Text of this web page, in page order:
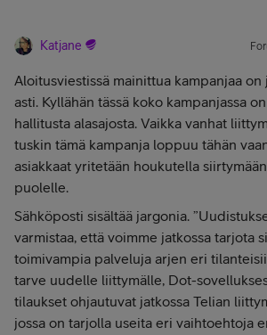
Katjane
Aloitusviestissä mainittua kampanjaa
asti. Kyllähän tässä koko kampanjassa
hallitusta alasajosta. Vaikka vanhat
tuskin tämä kampanja loppuu tähän
asiakkaat yritetään houkutella
puolelle.
Sähköposti sisältää jargonia.
varmistaa, että voimme jatkossa tarjota
toimivampia palveluja arjen eri
tarve uudelle liittymälle, Dot-
tilaukset ohjautuvat jatkossa Telian
jossa on tarjolla useita eri vaihtoehtoja